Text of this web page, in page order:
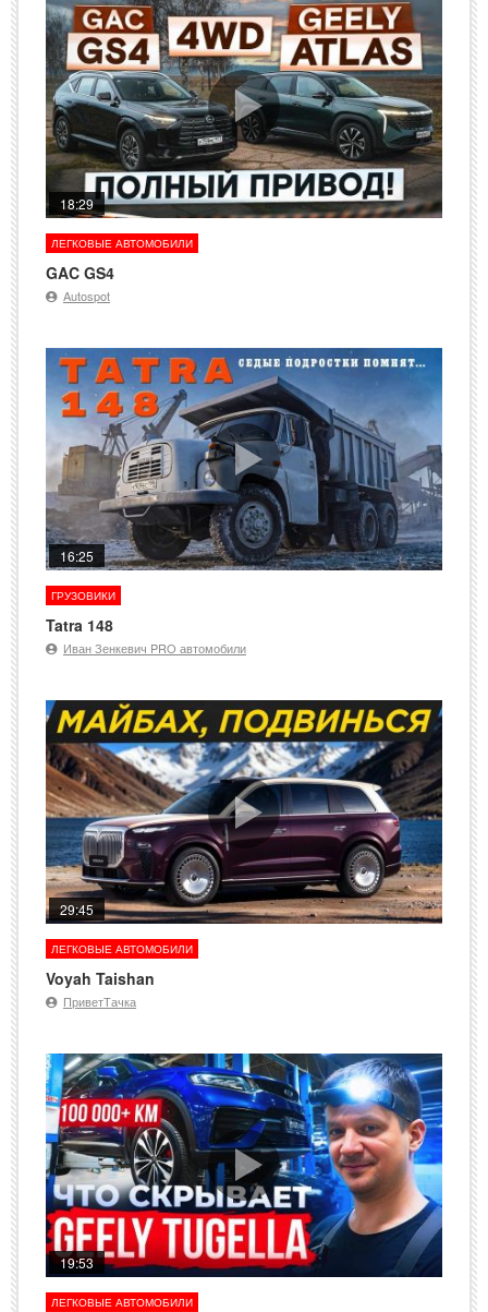
18:29
ЛЕГКОВЫЕ АВТОМОБИЛИ
GAC GS4
Autospot
16:25
ГРУЗОВИКИ
Tatra 148
Иван Зенкевич PRO автомобили
29:45
ЛЕГКОВЫЕ АВТОМОБИЛИ
Voyah Taishan
ПриветТачка
19:53
ЛЕГКОВЫЕ АВТОМОБИЛИ